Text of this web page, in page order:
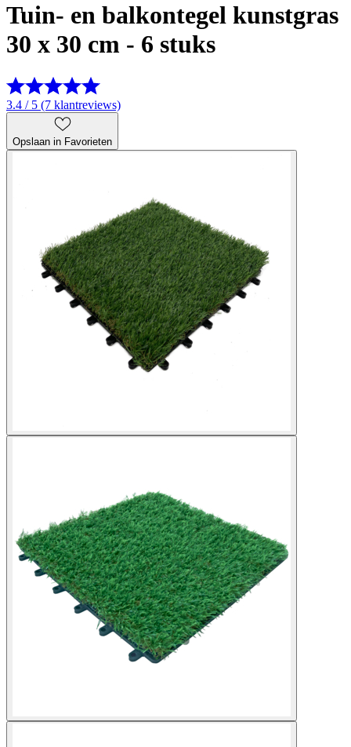
Tuin- en balkontegel kunstgras
30 x 30 cm - 6 stuks
3.4 / 5 (7 klantreviews)
Opslaan in Favorieten